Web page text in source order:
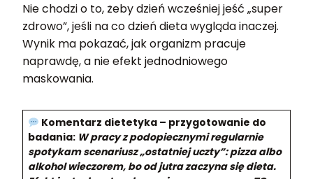
Nie chodzi o to, żeby dzień wcześniej jeść „super
zdrowo”, jeśli na co dzień dieta wygląda inaczej.
Wynik ma pokazać, jak organizm pracuje
naprawdę, a nie efekt jednodniowego
maskowania.
Komentarz dietetyka – przygotowanie do
badania: W pracy z podopiecznymi regularnie
spotykam scenariusz „ostatniej uczty”: pizza albo
alkohol wieczorem, bo od jutra zaczyna się dieta.